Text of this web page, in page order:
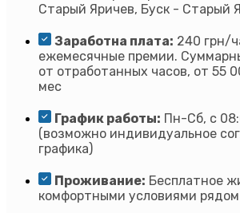
Старый Яричев, Буск - Старый
Заработна плата: 240 грн/
ежемесячные премии.
от отработанных часов, от 55
мес
График работы: Пн-Сб, с
(возможно индивидуальное
графика)
Проживание: Бесплатное
комфортными условиями